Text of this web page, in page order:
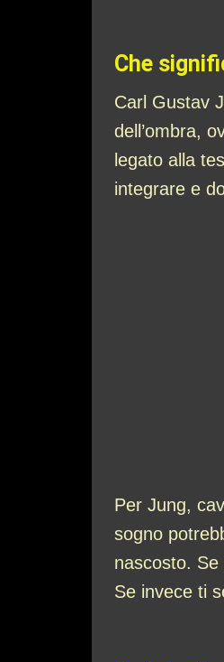
Che
Carl Gustav
dell’ombra,
legato alla
integrare e
Per Jung,
sogno
nascosto.
Se invece ti